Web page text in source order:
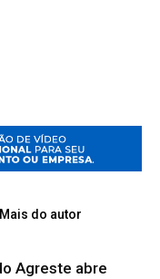
Mais do autor
Agreste abre